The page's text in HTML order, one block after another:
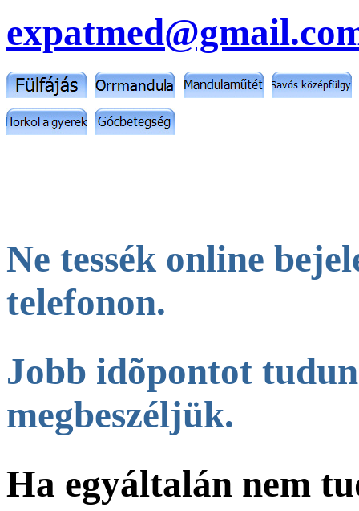
Ne tessék online
telefonon.
Jobb idõpontot
megbeszéljük.
Ha egyáltalán nem